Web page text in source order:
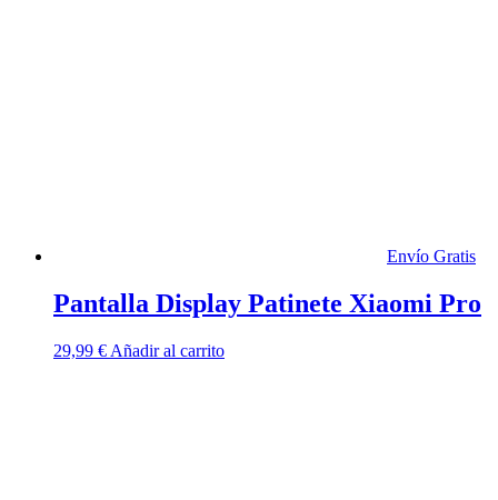
Envío Gratis
Pantalla Display Patinete Xiaomi Pro
29,99 € Añadir al carrito